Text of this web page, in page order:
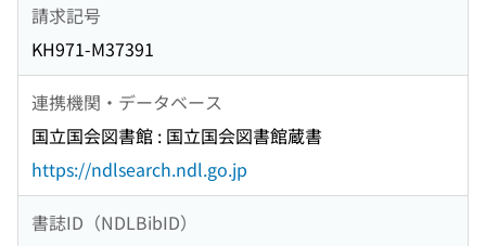
請求記号
KH971-M37391
連携機関・データベース
国立国会図書館 : 国立国会図書館蔵書
https://ndlsearch.ndl.go.jp
書誌ID（NDLBibID）